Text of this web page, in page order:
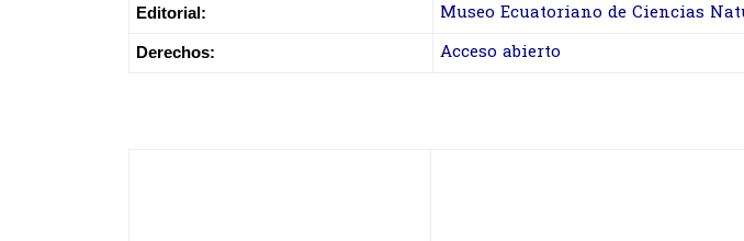
Editorial: Museo Ecuatoriano de Ciencias
Derechos: Acceso abierto